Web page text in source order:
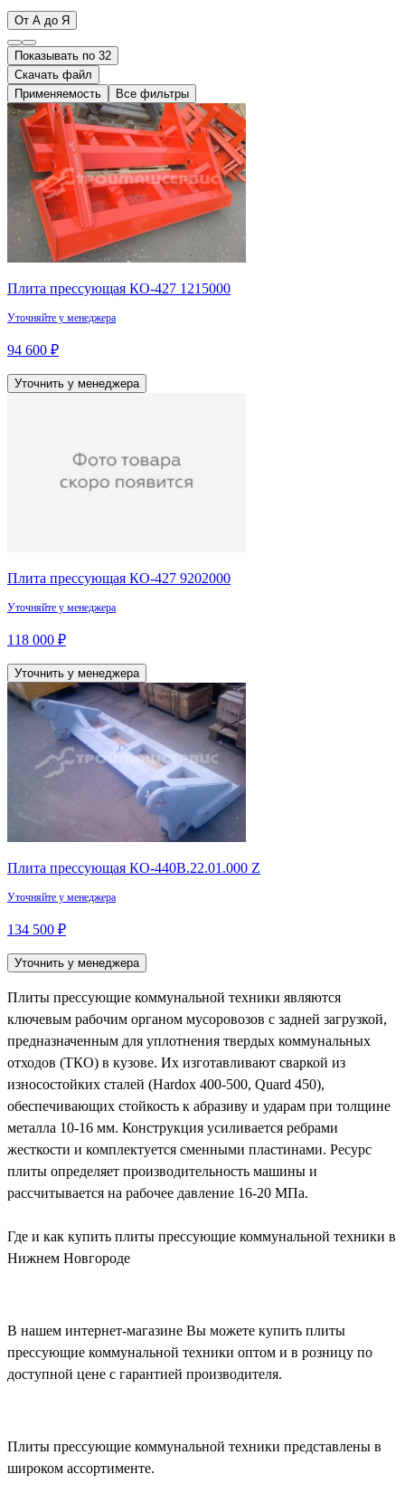
От А до Я
Показывать по 32
Скачать файл
Применяемость
Все фильтры
Плита прессующая КО-427 1215000
Уточняйте у менеджера
94 600 ₽
Уточнить у менеджера
Плита прессующая КО-427 9202000
Уточняйте у менеджера
118 000 ₽
Уточнить у менеджера
Плита прессующая КО-440В.22.01.000 Z
Уточняйте у менеджера
134 500 ₽
Уточнить у менеджера
Плиты прессующие коммунальной техники являются
ключевым рабочим органом мусоровозов с задней загрузкой,
предназначенным для уплотнения твердых коммунальных
отходов (ТКО) в кузове. Их изготавливают сваркой из
износостойких сталей (Hardox 400-500, Quard 450),
обеспечивающих стойкость к абразиву и ударам при толщине
металла 10-16 мм. Конструкция усиливается ребрами
жесткости и комплектуется сменными пластинами. Ресурс
плиты определяет производительность машины и
рассчитывается на рабочее давление 16-20 МПа.
Где и как купить плиты прессующие коммунальной техники в
Нижнем Новгороде
В нашем интернет-магазине Вы можете купить плиты
прессующие коммунальной техники оптом и в розницу по
доступной цене с гарантией производителя.
Плиты прессующие коммунальной техники представлены в
широком ассортименте.